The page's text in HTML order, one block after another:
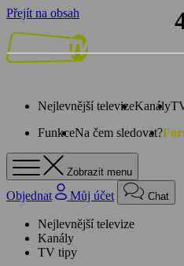
Přejít na obsah
Nejlevnější televizeKanály
FunkceNa čem sledovat?
Zobrazit menu
Objednat Můj účet Chat
Nejlevnější televize
Kanály
TV tipy